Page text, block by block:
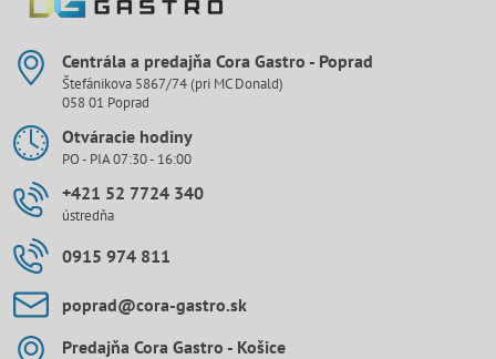
Centrála a predajňa Cora Gastro - Poprad
Štefánikova 5867/74 (pri MC Donald)
058 01 Poprad
Otváracie hodiny
PO - PIA 07:30 - 16:00
+421 52 7724 340
ústredňa
0915 974 811
poprad​@cora-gastro​.sk
Predajňa Cora Gastro - Košice